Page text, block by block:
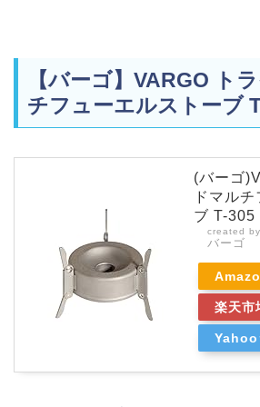
【バーゴ】VARGO ト
チフューエルストーブ
(バーゴ
ドマル
ブ T-305
created by
バーゴ
楽天市
Yahoo